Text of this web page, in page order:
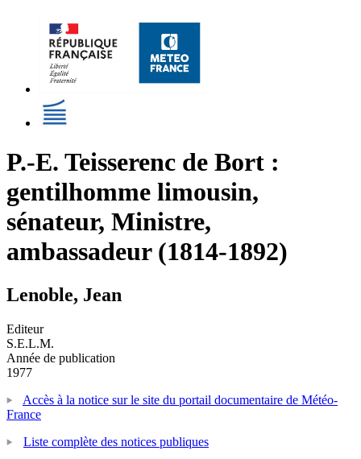
P.-E. Teisserenc de Bort :
gentilhomme limousin,
sénateur, Ministre,
ambassadeur (1814-1892)
Lenoble, Jean
Editeur
S.E.L.M.
Année de publication
1977
Accès à la notice sur le site du portail documentaire de Météo-
France
Liste complète des notices publiques